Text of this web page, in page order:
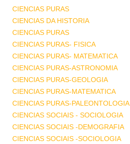
CIENCIAS PURAS
CIENCIAS DA HISTORIA
CIENCIAS PURAS
CIENCIAS PURAS- FISICA
CIENCIAS PURAS- MATEMATICA
CIENCIAS PURAS-ASTRONOMIA
CIENCIAS PURAS-GEOLOGIA
CIENCIAS PURAS-MATEMATICA
CIENCIAS PURAS-PALEONTOLOGIA
CIENCIAS SOCIAIS - SOCIOLOGIA
CIENCIAS SOCIAIS -DEMOGRAFIA
CIENCIAS SOCIAIS -SOCIOLOGIA